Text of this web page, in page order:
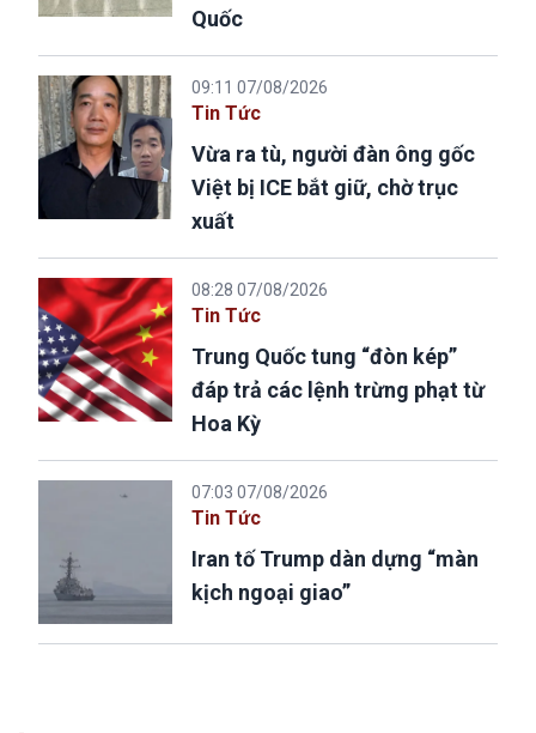
Quốc
09:11 07/08/2026
Tin Tức
Vừa ra tù, người đàn ông gốc
Việt bị ICE bắt giữ, chờ trục
xuất
08:28 07/08/2026
Tin Tức
Trung Quốc tung “đòn kép”
đáp trả các lệnh trừng phạt từ
Hoa Kỳ
07:03 07/08/2026
Tin Tức
Iran tố Trump dàn dựng “màn
kịch ngoại giao”